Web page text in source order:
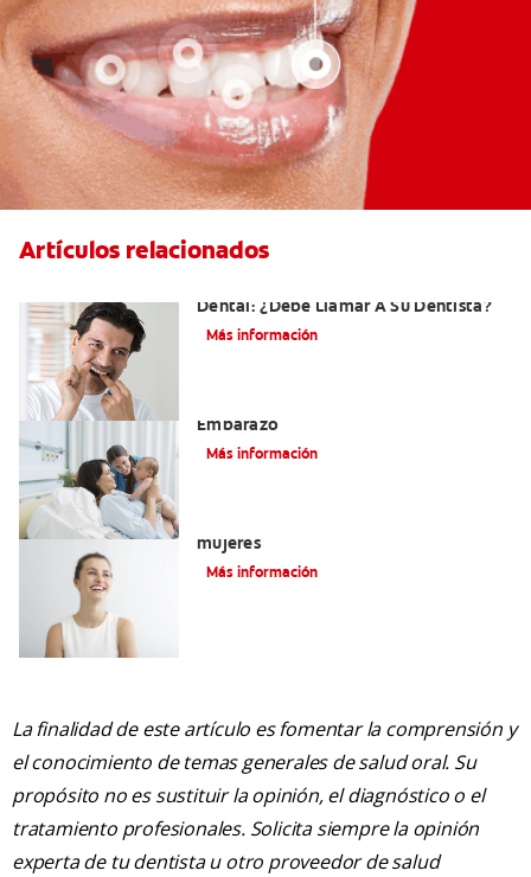
Artículos relacionados
Dental: ¿Debe Llamar A Su Dentista?
Más información
Embarazo
Más información
mujeres
Más información
La finalidad de este artículo es fomentar la comprensión y
el conocimiento de temas generales de salud oral. Su
propósito no es sustituir la opinión, el diagnóstico o el
tratamiento profesionales. Solicita siempre la opinión
experta de tu dentista u otro proveedor de salud